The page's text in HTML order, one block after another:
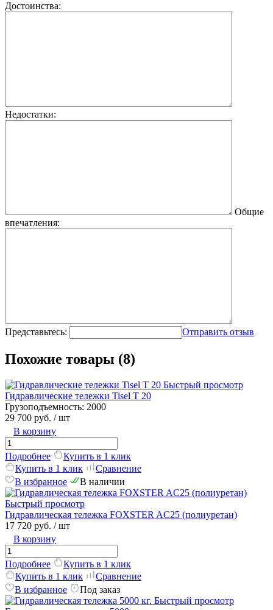
Достоинства:
Недостатки:
Общие
впечатления:
Представьтесь: Отправить отзыв
Похожие товары (8)
Быстрый просмотр
Гидравлические тележки Tisel T 20
Грузоподъемность: 2000
29 700 руб. / шт
В корзину
Подробнее
Купить в 1 клик
Купить в 1 клик
Сравнение
В избранное
В наличии
Быстрый просмотр
Гидравлическая тележка FOXSTER AC25 (полиуретан)
17 720 руб. / шт
В корзину
Подробнее
Купить в 1 клик
Купить в 1 клик
Сравнение
В избранное
Под заказ
Быстрый просмотр